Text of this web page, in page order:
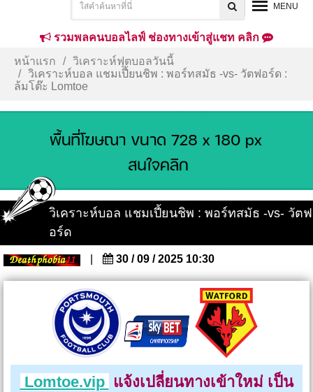
MENU
รวมพลคนบอลไลฟ์ ช่องทางเข้าสู่แชท คลิก
หน้าแรก
วิเคราะห์ฟุตบอลวันนี้
วิเคราะห์บอล แชมเปี้ยนชิพ : พอร์ทสมัธ -vs- วัตฟอร์ด :
ล้มโต๊ะ Lomtoe
วิเคราะห์บอล แชมเปี้ยนชิพ : พอร์ทสมัธ -vs- วัตฟ
อร์ด
30 / 09 / 2025 10:30
Lomtoe.vip แจ้งเปลี่ยนทางเข้าใหม่ เป็น